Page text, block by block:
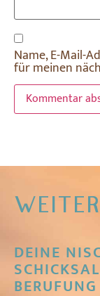
Name, E-Mail-
für meinen
DEINE